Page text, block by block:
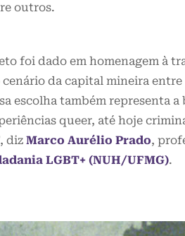
outros.
foi dado em homenagem à
da capital mineira entre
escolha também representa
queer, até hoje
diz Marco Aurélio Prado,
LGBT+ (NUH/UFMG).